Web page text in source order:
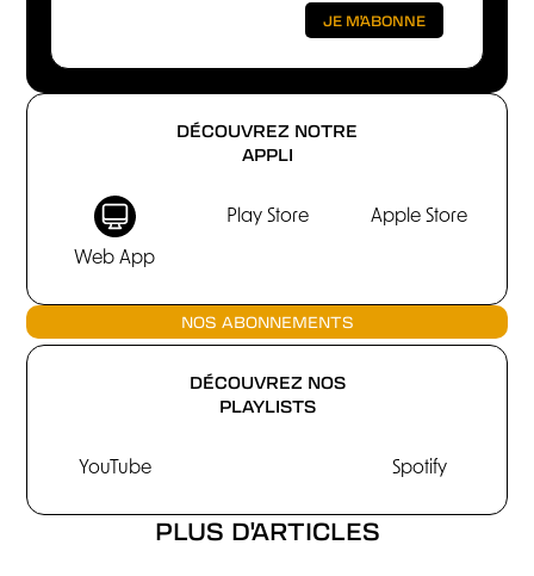
DÉCOUVREZ NOTRE
APPLI
Web App
Play Store Apple Store
NOS ABONNEMENTS
DÉCOUVREZ NOS
PLAYLISTS
YouTube Spotify
PLUS D'ARTICLES